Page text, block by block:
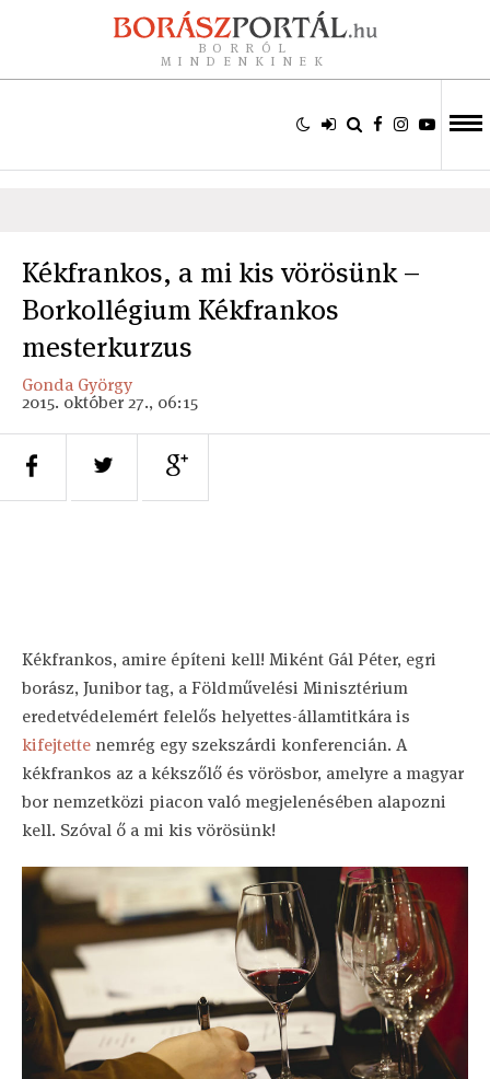
BORRÓL
MINDENKINEK
Kékfrankos, a mi kis vörösünk –
Borkollégium Kékfrankos
mesterkurzus
Gonda György
2015. október 27., 06:15
Kékfrankos, amire építeni kell! Miként Gál Péter, egri
borász, Junibor tag, a Földművelési Minisztérium
eredetvédelemért felelős helyettes-államtitkára is
kifejtette nemrég egy szekszárdi konferencián. A
kékfrankos az a kékszőlő és vörösbor, amelyre a magyar
bor nemzetközi piacon való megjelenésében alapozni
kell. Szóval ő a mi kis vörösünk!